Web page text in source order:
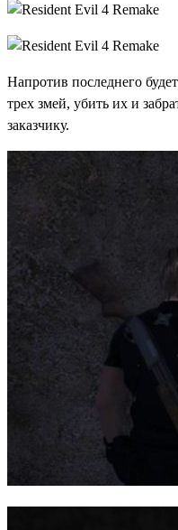
Напротив последнего
трех змей, убить их и
заказчику.